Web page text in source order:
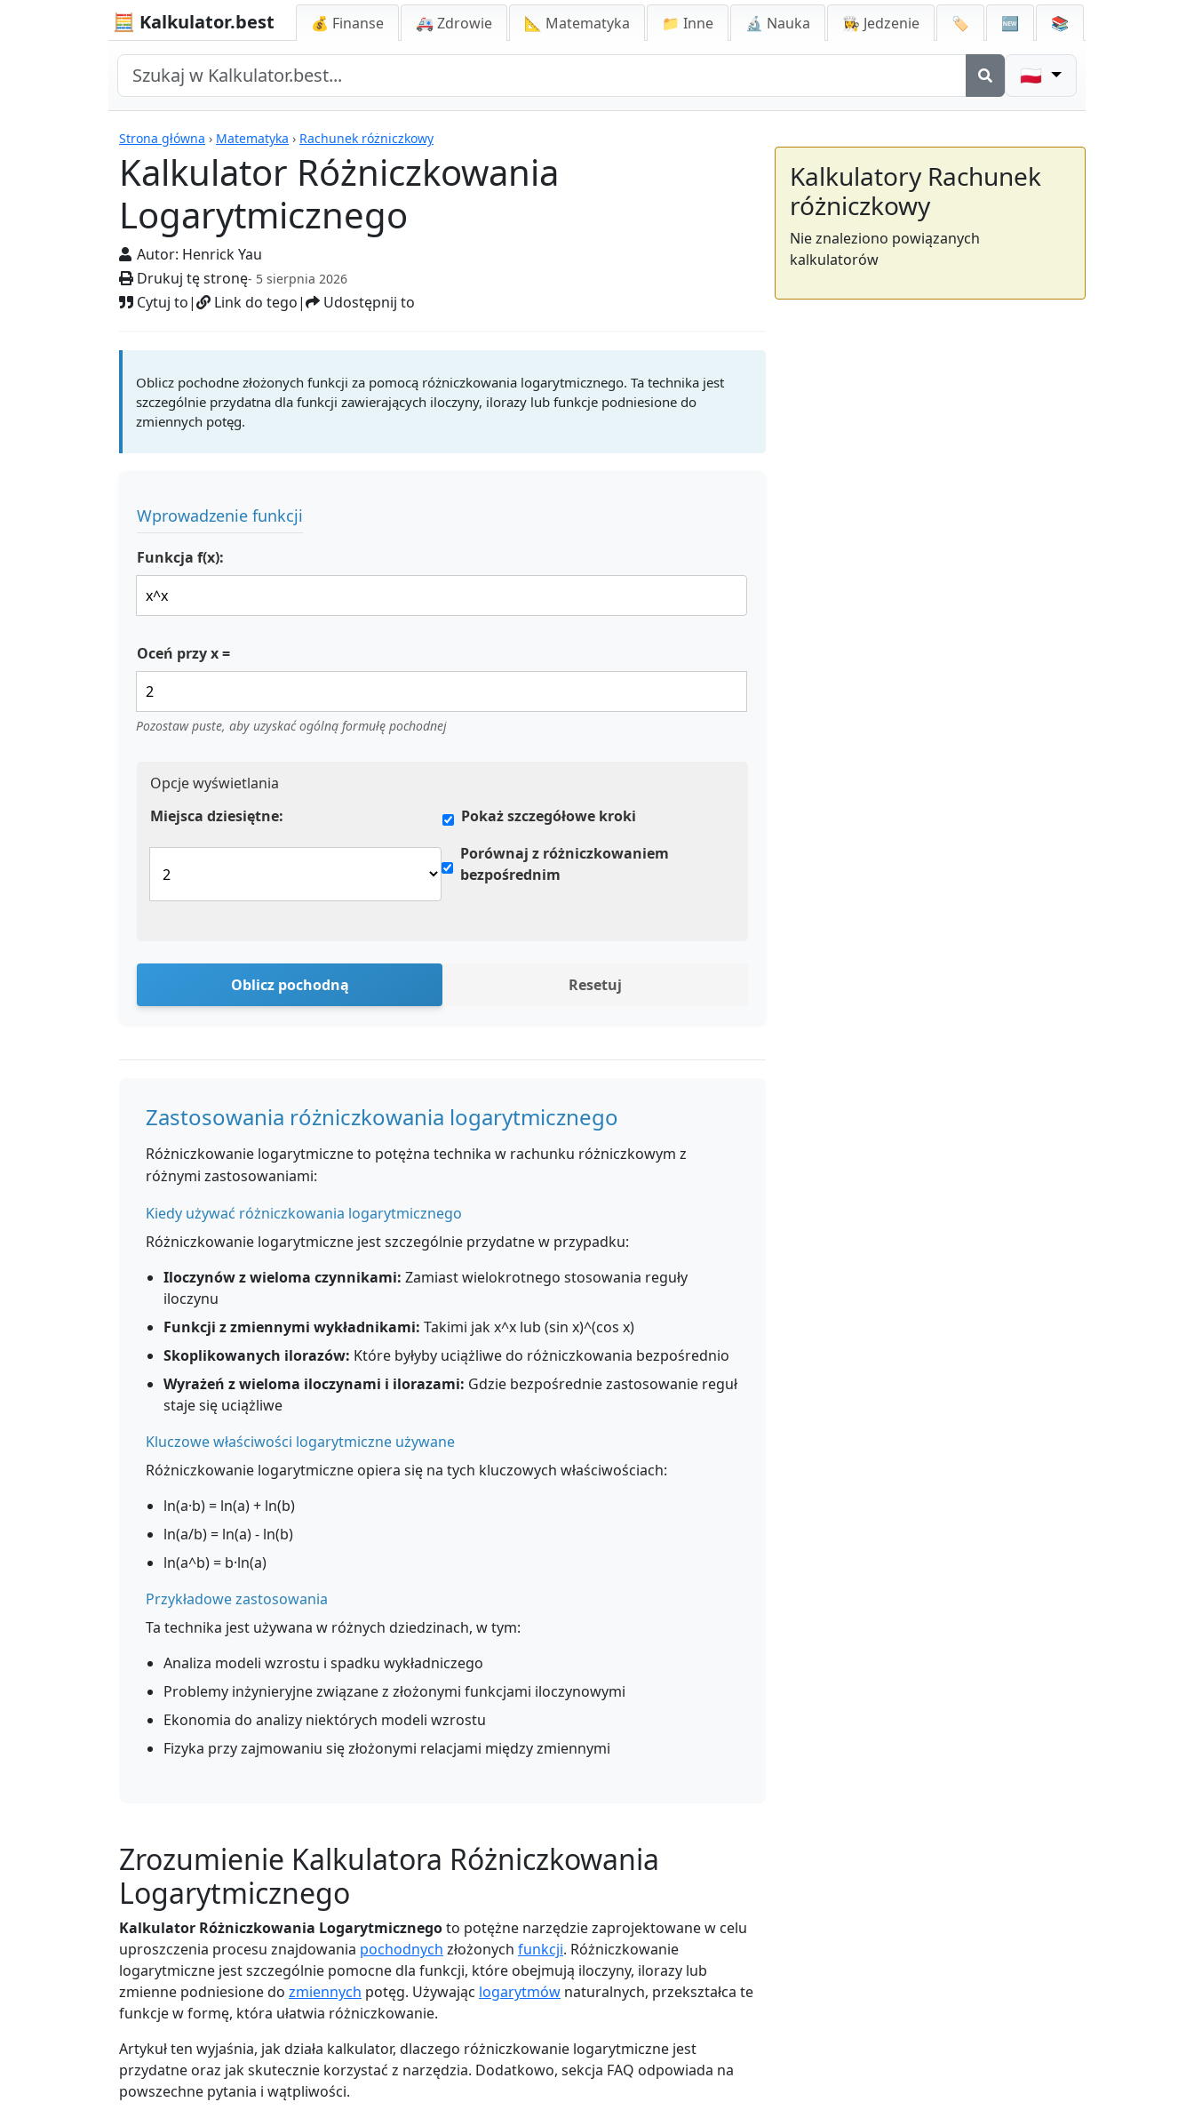
🧮 Kalkulator.best 💰 Finanse 🚑 Zdrowie 📐 Matematyka 📁 Inne 🔬 Nauka 👩‍🍳 Jedzenie 🏷️ 🆕 📚
🇵🇱
Strona główna › Matematyka › Rachunek różniczkowy
Kalkulator Różniczkowania
Logarytmicznego
Autor: Henrick Yau
Drukuj tę stronę- 5 sierpnia 2026
Cytuj to| Link do tego| Udostępnij to
Kalkulatory
Oblicz pochodne złożonych funkcji za pomocą różniczkowania logarytmicznego. Ta technika jest
szczególnie przydatna dla funkcji zawierających iloczyny, ilorazy lub funkcje podniesione do
zmiennych potęg.
Wprowadzenie funkcji
Funkcja f(x):
Oceń przy x =
Pozostaw puste, aby uzyskać ogólną formułę pochodnej
Opcje wyświetlania
Miejsca dziesiętne:
Pokaż szczegółowe kroki
Porównaj z różniczkowaniem
bezpośrednim
Oblicz pochodną Resetuj
Zastosowania różniczkowania logarytmicznego
Różniczkowanie logarytmiczne to potężna technika w rachunku różniczkowym z
różnymi zastosowaniami:
Kiedy używać różniczkowania logarytmicznego
Różniczkowanie logarytmiczne jest szczególnie przydatne w przypadku:
Iloczynów z wieloma czynnikami: Zamiast wielokrotnego stosowania reguły
iloczynu
Funkcji z zmiennymi wykładnikami: Takimi jak x^x lub (sin x)^(cos x)
Skoplikowanych ilorazów: Które byłyby uciążliwe do różniczkowania bezpośrednio
Wyrażeń z wieloma iloczynami i ilorazami: Gdzie bezpośrednie zastosowanie reguł
staje się uciążliwe
Kluczowe właściwości logarytmiczne używane
Różniczkowanie logarytmiczne opiera się na tych kluczowych właściwościach:
ln(a·b) = ln(a) + ln(b)
ln(a/b) = ln(a) - ln(b)
ln(a^b) = b·ln(a)
Przykładowe zastosowania
Ta technika jest używana w różnych dziedzinach, w tym:
Analiza modeli wzrostu i spadku wykładniczego
Problemy inżynieryjne związane z złożonymi funkcjami iloczynowymi
Ekonomia do analizy niektórych modeli wzrostu
Fizyka przy zajmowaniu się złożonymi relacjami między zmiennymi
Zrozumienie Kalkulatora Różniczkowania
Logarytmicznego
Kalkulator Różniczkowania Logarytmicznegoto potężne narzędzie zaprojektowane w celu
uproszczenia procesu znajdowania pochodnych złożonych funkcji. Różniczkowanie
logarytmiczne jest szczególnie pomocne dla funkcji, które obejmują iloczyny, ilorazy lub
zmienne podniesione do zmiennych potęg. Używając logarytmów naturalnych, przekształca te
funkcje w formę, która ułatwia różniczkowanie.
Artykuł ten wyjaśnia, jak działa kalkulator, dlaczego różniczkowanie logarytmiczne jest
przydatne oraz jak skutecznie korzystać z narzędzia. Dodatkowo, sekcja FAQ odpowiada na
powszechne pytania i wątpliwości.
Kalkulatory Rachunek
różniczkowy
Nie znaleziono powiązanych
kalkulatorów